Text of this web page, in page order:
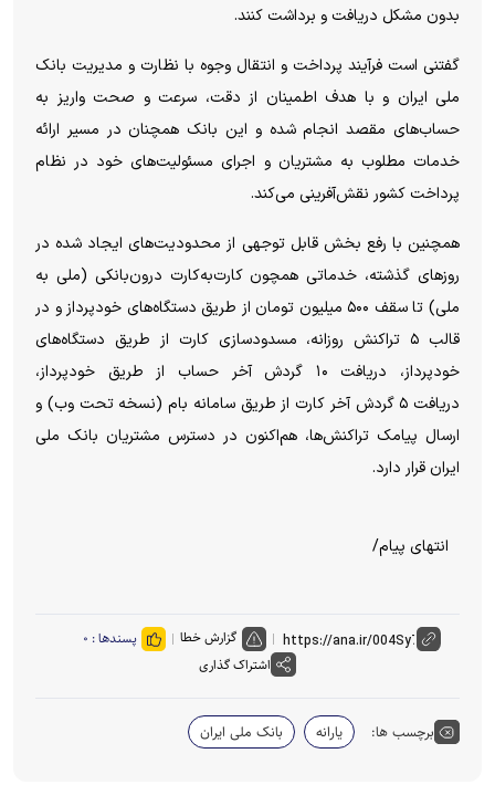
بدون مشکل دریافت و برداشت کنند.
گفتنی است فرآیند پرداخت و انتقال وجوه با نظارت و مدیریت بانک
ملی ایران و با هدف اطمینان از دقت، سرعت و صحت واریز به
حساب‌های مقصد انجام شده و این بانک همچنان در مسیر ارائه
خدمات مطلوب به مشتریان و اجرای مسئولیت‌های خود در نظام
پرداخت کشور نقش‌آفرینی می‌کند.
همچنین با رفع بخش قابل توجهی از محدودیت‌های ایجاد شده در
روزهای گذشته، خدماتی همچون کارت‌به‌کارت درون‌بانکی (ملی به
ملی) تا سقف ۵۰۰ میلیون تومان از طریق دستگاه‌های خودپرداز و در
قالب ۵ تراکنش روزانه، مسدودسازی کارت از طریق دستگاه‌های
خودپرداز، دریافت ۱۰ گردش آخر حساب از طریق خودپرداز،
دریافت ۵ گردش آخر کارت از طریق سامانه بام (نسخه تحت وب) و
ارسال پیامک تراکنش‌ها، هم‌اکنون در دسترس مشتریان بانک ملی
ایران قرار دارد.
انتهای پیام/
گزارش خطا پسندها : ۰
اشتراک گذاری
برچسب ها: یارانه بانک ملی ایران